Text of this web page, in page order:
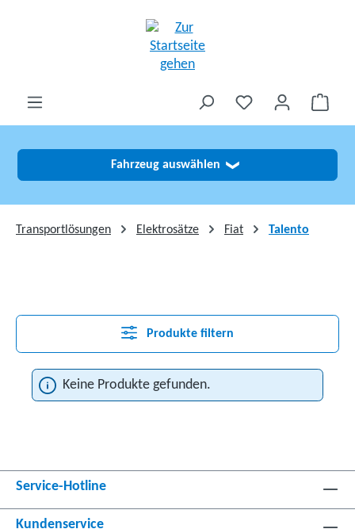
Fahrzeug auswählen ❯
Transportlösungen Elektrosätze Fiat Talento
Produkte filtern
Keine Produkte gefunden.
Service-Hotline
Kundenservice